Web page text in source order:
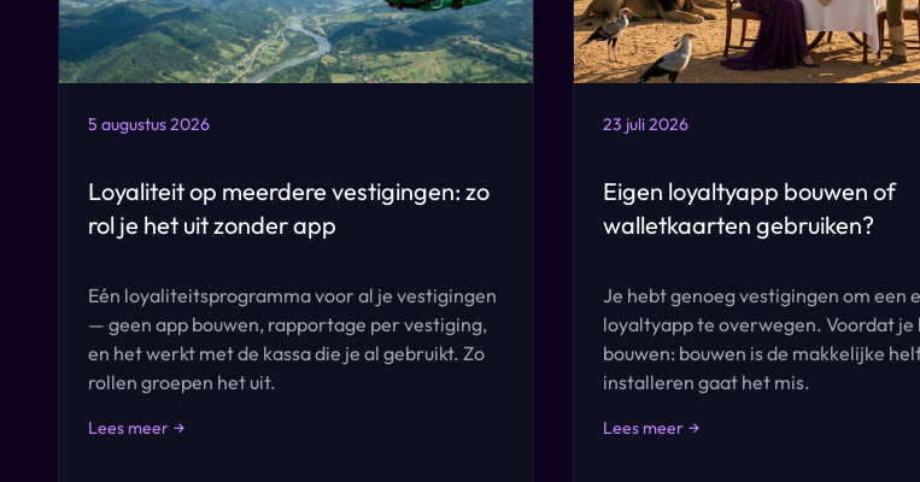
5 augustus 2026
Loyaliteit op meerdere vestigingen: zo
rol je het uit zonder app
Eén loyaliteitsprogramma voor al je vestigingen
— geen app bouwen, rapportage per vestiging,
en het werkt met de kassa die je al gebruikt. Zo
rollen groepen het uit.
Lees meer →
23 juli 2026
Eigen loyaltyapp bouwen of
walletkaarten gebruiken?
Je hebt genoeg vestigingen om een
loyaltyapp te overwegen. Voordat je
bouwen: bouwen is de makkelijke
installeren gaat het mis.
Lees meer →